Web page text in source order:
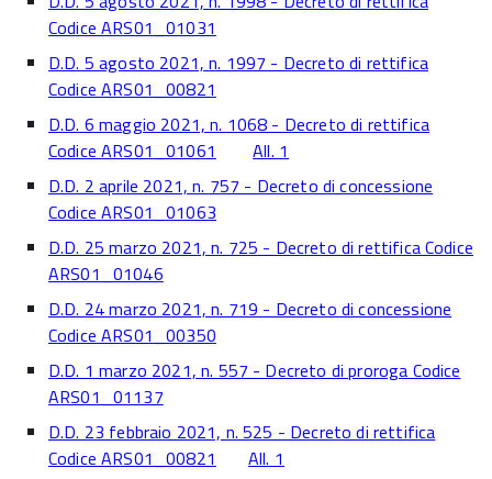
Codice ARS01_01031
D.D. 5 agosto 2021, n. 1997 - Decreto di rettifica
Codice ARS01_00821
D.D. 6 maggio 2021, n. 1068 - Decreto di rettifica
Codice ARS01_01061
All. 1
D.D. 2 aprile 2021, n. 757 - Decreto di concessione
Codice ARS01_01063
D.D. 25 marzo 2021, n. 725 - Decreto di rettifica Codice
ARS01_01046
D.D. 24 marzo 2021, n. 719 - Decreto di concessione
Codice ARS01_00350
D.D. 1 marzo 2021, n. 557 - Decreto di proroga Codice
ARS01_01137
D.D. 23 febbraio 2021, n. 525 - Decreto di rettifica
Codice ARS01_00821
All. 1